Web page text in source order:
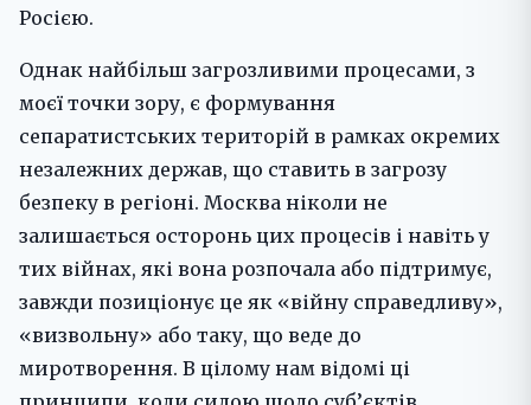
Росією.
Однак найбільш загрозливими процесами, з
моєї точки зору, є формування
сепаратистських територій в рамках окремих
незалежних держав, що ставить в загрозу
безпеку в регіоні. Москва ніколи не
залишається осторонь цих процесів і навіть у
тих війнах, які вона розпочала або підтримує,
завжди позиціонує це як «війну справедливу»,
«визвольну» або таку, що веде до
миротворення. В цілому нам відомі ці